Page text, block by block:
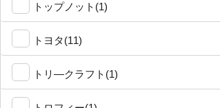
トップノット(1)
トヨタ(11)
トリ―クラフト(1)